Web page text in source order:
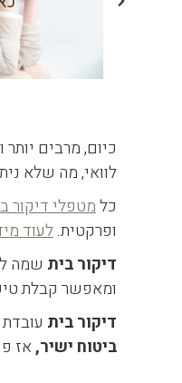
כיום, מרבים
לוואי, מה שלא
כלמטפלי דיקור
ופרקטית.לעוד
דיקור בית שמה
ומאפשר קבלת
דיקור בית
ביטוח ישיר,אז